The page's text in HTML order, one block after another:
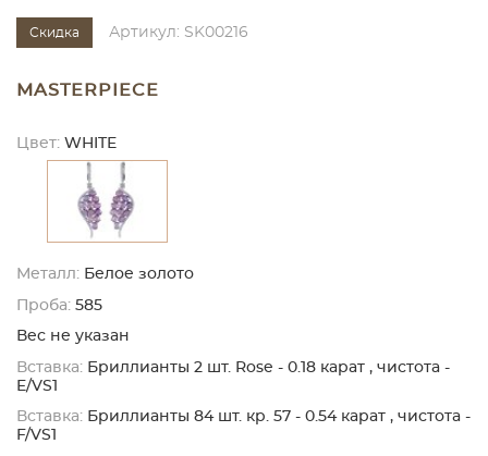
Скидка Артикул: SK00216
MASTERPIECE
Цвет: WHITE
Металл: Белое золото
Проба: 585
Вес не указан
Вставка: Бриллианты 2 шт. Rose - 0.18 карат , чистота -
E/VS1
Вставка: Бриллианты 84 шт. кр. 57 - 0.54 карат , чистота -
F/VS1